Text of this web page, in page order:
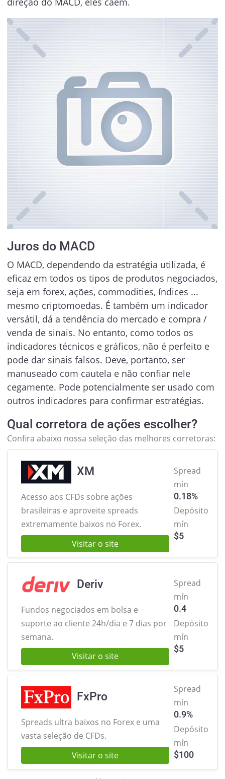
Juros do MACD
O MACD, dependendo da estratégia utilizada, é
eficaz em todos os tipos de produtos negociados,
seja em forex, ações, commodities, índices ...
mesmo criptomoedas. É também um indicador
versátil, dá a tendência do mercado e compra /
venda de sinais. No entanto, como todos os
indicadores técnicos e gráficos, não é perfeito e
pode dar sinais falsos. Deve, portanto, ser
manuseado com cautela e não confiar nele
cegamente. Pode potencialmente ser usado com
outros indicadores para confirmar estratégias.
Qual corretora de ações escolher?
Confira abaixo nossa seleção das melhores corretoras:
XM
Acesso aos CFDs sobre ações
brasileiras e aproveite spreads
extremamente baixos no Forex.
Visitar o site
Spread
mín
0.18%
Depósito
mín
$5
Deriv
Fundos negociados em bolsa e
suporte ao cliente 24h/dia e 7 dias por
semana.
Visitar o site
Spread
mín
0.4
Depósito
mín
$5
FxPro
Spreads ultra baixos no Forex e uma
vasta seleção de CFDs.
Visitar o site
Spread
mín
0.9%
Depósito
mín
$100